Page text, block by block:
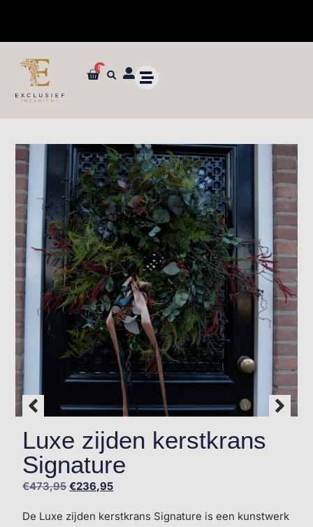
✓ Dé specialist in zijden bloemen en planten van ultieme kwaliteit
0
Luxe zijden kerstkrans
Signature
€473,95 €236,95
De Luxe zijden kerstkrans Signature is een kunstwerk